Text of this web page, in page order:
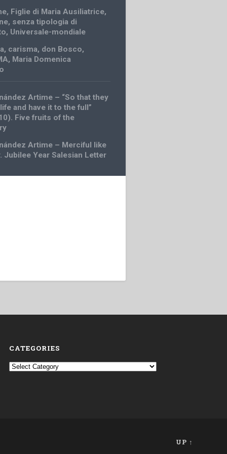
, Figlie di Maria Ausiliatrice,
, senza tipologia di
, Universale-mondiale
, carisma, don Bosco,
, Maria Domenica
Artime – “So that they
and have it to the full”
Five fruits of the
Artime – Merciful like
Jubilee Year Salesian Letter
CATEGORIES
Categories
UP ↑